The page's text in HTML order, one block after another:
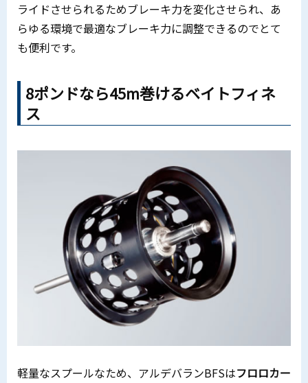
ライドさせられるためブレーキ力を変化させられ、あ
らゆる環境で最適なブレーキ力に調整できるのでとて
も便利です。
8ポンドなら45m巻けるベイトフィネ
ス
軽量なスプールなため、アルデバランBFSはフロロカー